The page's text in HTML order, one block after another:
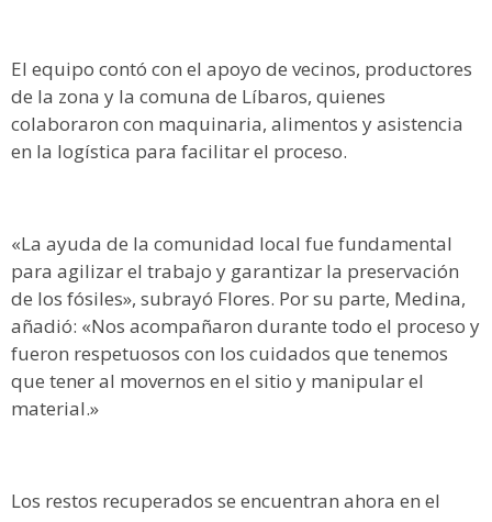
El equipo contó con el apoyo de vecinos, productores
de la zona y la comuna de Líbaros, quienes
colaboraron con maquinaria, alimentos y asistencia
en la logística para facilitar el proceso.
«La ayuda de la comunidad local fue fundamental
para agilizar el trabajo y garantizar la preservación
de los fósiles», subrayó Flores. Por su parte, Medina,
añadió: «Nos acompañaron durante todo el proceso y
fueron respetuosos con los cuidados que tenemos
que tener al movernos en el sitio y manipular el
material.»
Los restos recuperados se encuentran ahora en el